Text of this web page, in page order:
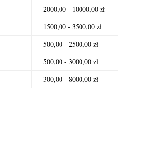
2000,00 - 10000,00 zł
1500,00 - 3500,00 zł
500,00 - 2500,00 zł
500,00 - 3000,00 zł
300,00 - 8000,00 zł